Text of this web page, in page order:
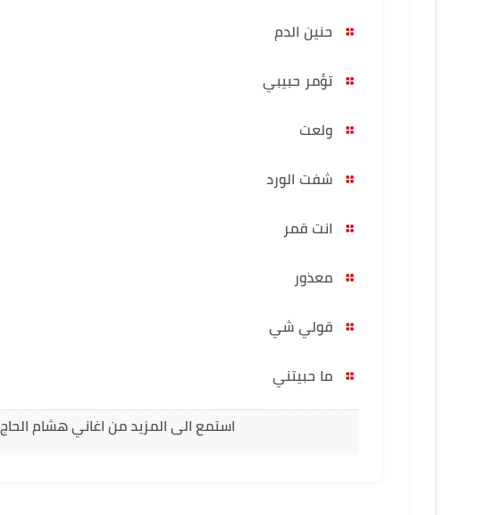
حنين الدم
تؤمر حبيبي
ولعت
شفت الورد
انت قمر
معذور
قولي شي
ما حبيتني
استمع الى المزيد من اغاني هشام الحاج